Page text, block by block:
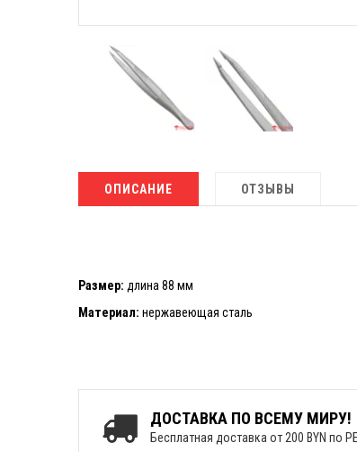
ОПИСАНИЕ ОТЗЫВЫ
Размер: длина 88 мм
Материал: нержавеющая сталь
ДОСТАВКА ПО ВСЕМУ МИРУ!
Бесплатная доставка от 200 BYN по